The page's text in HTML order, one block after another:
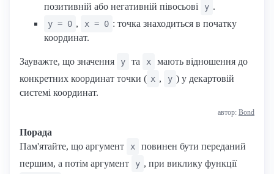
позитивній або негативній півосьові
y .
y = 0 , x = 0 : точка знаходиться в початку
координат.
Зауважте, що значення y та x
мають відношення до
конкретних координат точки ( x , y ) у декартовій
системі координат.
автор: Bond
Порада
Пам'ятайте, що аргумент
x
повинен бути переданий
першим, а потім аргумент
y , при виклику функції